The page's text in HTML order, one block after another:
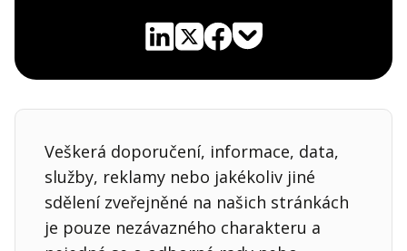
Veškerá doporučení, informace, data,
služby, reklamy nebo jakékoliv jiné
sdělení zveřejněné na našich stránkách
je pouze nezávazného charakteru a